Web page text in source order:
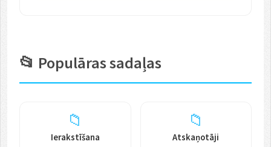
📂 Populāras sadaļas
📁
Ierakstīšana
📁
Atskaņotāji